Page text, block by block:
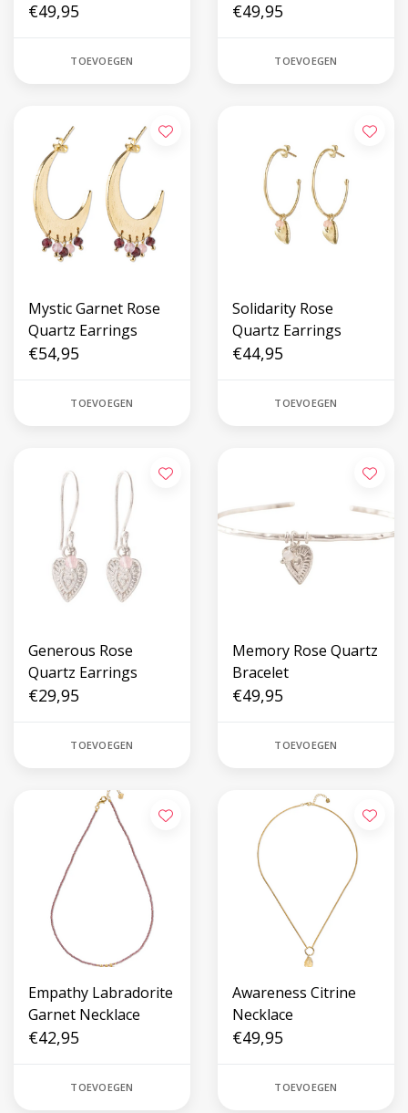
€49,95
TOEVOEGEN
€49,95
TOEVOEGEN
Mystic Garnet Rose
Quartz Earrings
€54,95
TOEVOEGEN
Solidarity Rose
Quartz Earrings
€44,95
TOEVOEGEN
Generous Rose
Quartz Earrings
€29,95
TOEVOEGEN
Memory Rose Quartz
Bracelet
€49,95
TOEVOEGEN
Empathy Labradorite
Garnet Necklace
€42,95
TOEVOEGEN
Awareness Citrine
Necklace
€49,95
TOEVOEGEN